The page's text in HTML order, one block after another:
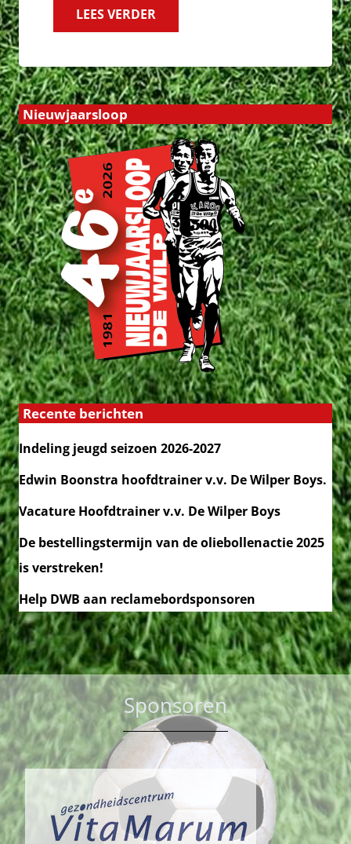
LEES VERDER
Nieuwjaarsloop
Recente berichten
Indeling jeugd seizoen 2026-2027
Edwin Boonstra hoofdtrainer v.v. De Wilper Boys.
Vacature Hoofdtrainer v.v. De Wilper Boys
De bestellingstermijn van de oliebollenactie 2025
is verstreken!
Help DWB aan reclamebordsponsoren
Sponsoren